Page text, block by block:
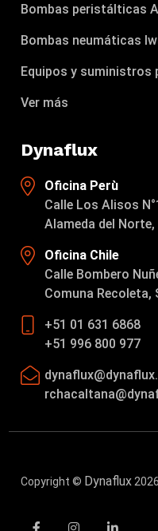
Bombas peristálticas
Bombas neumáticas
Equipos y suministros
Ver más
Dynaflux
Oficina Perù
Calle Los Alisos
Alameda del Norte,
Oficina Chile
Calle Bombero
Comuna Recoleta,
+51 01 631 6868
+51 996 800 977
Copyright © Dynaflux